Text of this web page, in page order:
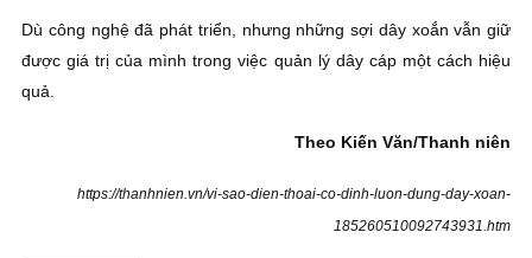
Dù công nghệ đã phát triển, nhưng những sợi dây xoắn vẫn giữ
được giá trị của mình trong việc quản lý dây cáp một cách hiệu
quả.
Theo Kiến Văn/Thanh niên
https://thanhnien.vn/vi-sao-dien-thoai-co-dinh-luon-dung-day-xoan-
185260510092743931.htm